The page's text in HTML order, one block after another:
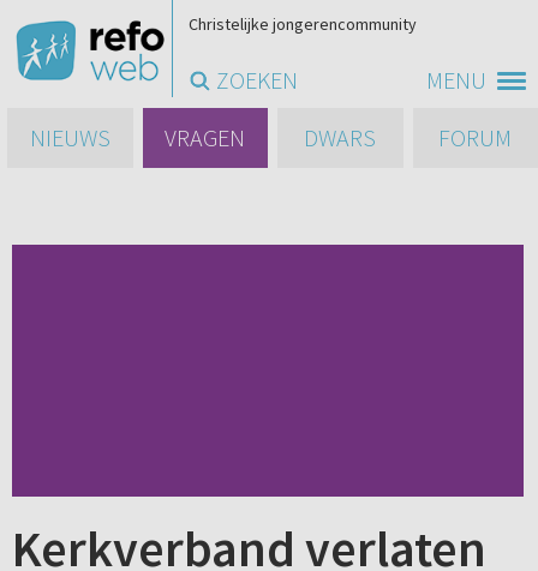
MENU
Christelijke jongerencommunity
ZOEKEN
NIEUWS
VRAGEN DWARS FORUM
Kerkverband verlaten